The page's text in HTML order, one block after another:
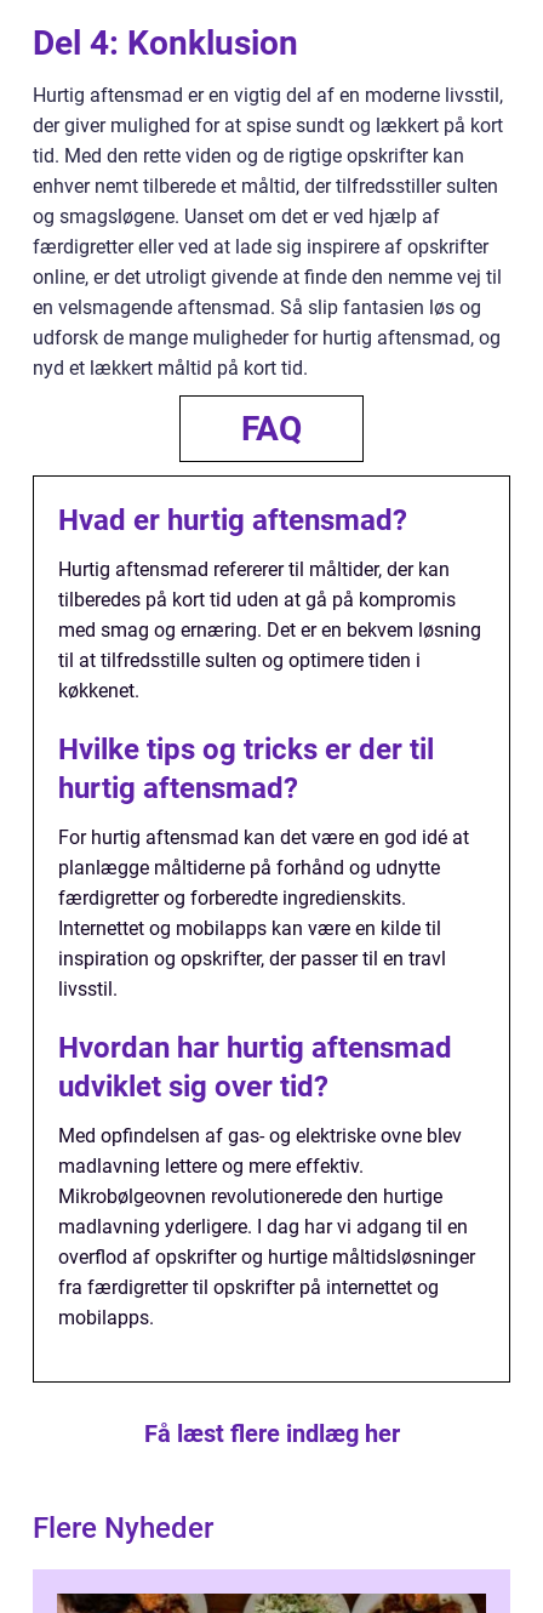
Del 4: Konklusion
Hurtig aftensmad er en vigtig del af en moderne livsstil,
der giver mulighed for at spise sundt og lækkert på kort
tid. Med den rette viden og de rigtige opskrifter kan
enhver nemt tilberede et måltid, der tilfredsstiller sulten
og smagsløgene. Uanset om det er ved hjælp af
færdigretter eller ved at lade sig inspirere af opskrifter
online, er det utroligt givende at finde den nemme vej til
en velsmagende aftensmad. Så slip fantasien løs og
udforsk de mange muligheder for hurtig aftensmad, og
nyd et lækkert måltid på kort tid.
FAQ
Hvad er hurtig aftensmad?
Hurtig aftensmad refererer til måltider, der kan
tilberedes på kort tid uden at gå på kompromis
med smag og ernæring. Det er en bekvem løsning
til at tilfredsstille sulten og optimere tiden i
køkkenet.
Hvilke tips og tricks er der til
hurtig aftensmad?
For hurtig aftensmad kan det være en god idé at
planlægge måltiderne på forhånd og udnytte
færdigretter og forberedte ingredienskits.
Internettet og mobilapps kan være en kilde til
inspiration og opskrifter, der passer til en travl
livsstil.
Hvordan har hurtig aftensmad
udviklet sig over tid?
Med opfindelsen af gas- og elektriske ovne blev
madlavning lettere og mere effektiv.
Mikrobølgeovnen revolutionerede den hurtige
madlavning yderligere. I dag har vi adgang til en
overflod af opskrifter og hurtige måltidsløsninger
fra færdigretter til opskrifter på internettet og
mobilapps.
Få læst flere indlæg her
Flere Nyheder